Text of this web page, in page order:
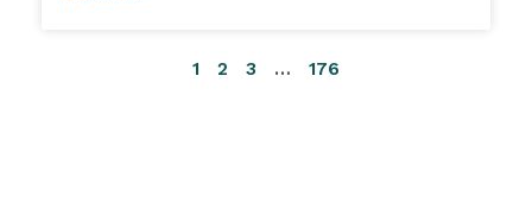
1 2 3 … 176